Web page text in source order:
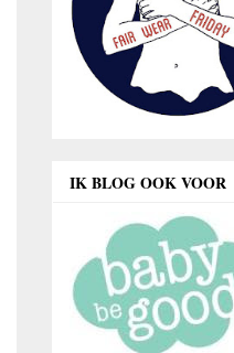
IK BLOG OOK VOOR